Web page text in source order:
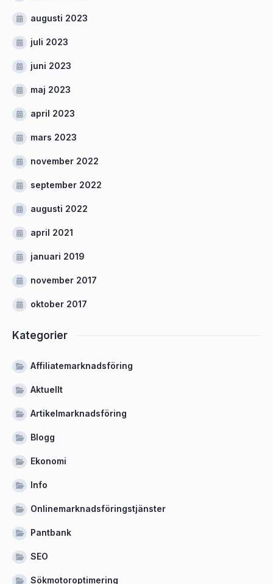
augusti 2023
juli 2023
juni 2023
maj 2023
april 2023
mars 2023
november 2022
september 2022
augusti 2022
april 2021
januari 2019
november 2017
oktober 2017
Kategorier
Affiliatemarknadsföring
Aktuellt
Artikelmarknadsföring
Blogg
Ekonomi
Info
Onlinemarknadsföringstjänster
Pantbank
SEO
Sökmotoroptimering